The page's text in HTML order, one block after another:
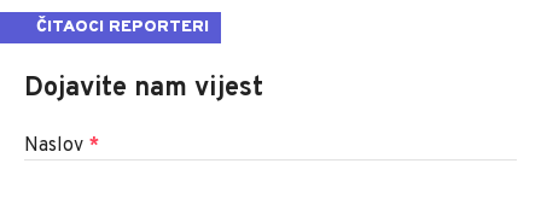
ČITAOCI REPORTERI
Dojavite nam vijest
Naslov *